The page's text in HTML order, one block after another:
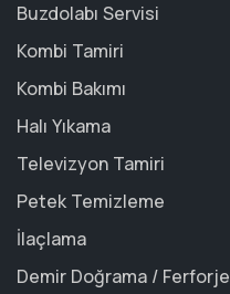
Buzdolabı Servisi
Kombi Tamiri
Kombi Bakımı
Halı Yıkama
Televizyon Tamiri
Petek Temizleme
İlaçlama
Demir Doğrama / Ferforje